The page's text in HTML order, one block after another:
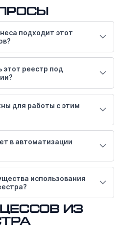
подходит этот
реестр под
для работы с этим
в автоматизации
использования
из